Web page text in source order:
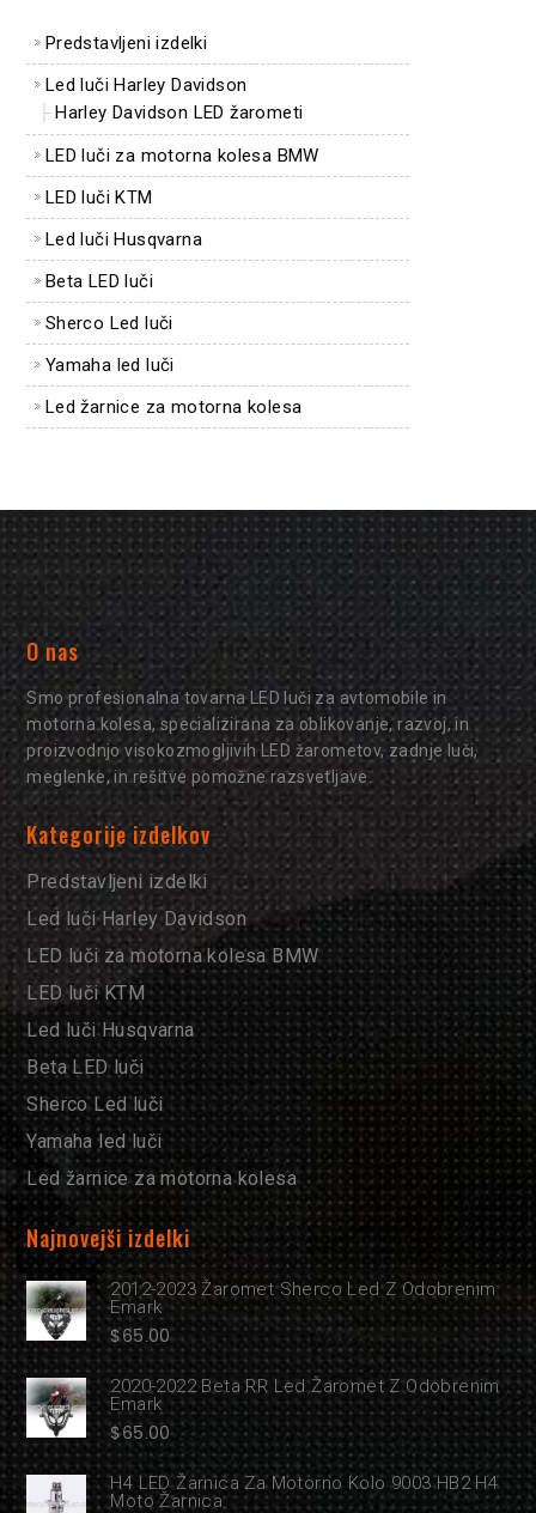
Predstavljeni izdelki
Led luči Harley Davidson
Harley Davidson LED žarometi
LED luči za motorna kolesa BMW
LED luči KTM
Led luči Husqvarna
Beta LED luči
Sherco Led luči
Yamaha led luči
Led žarnice za motorna kolesa
O nas
Smo profesionalna tovarna LED luči za avtomobile in
motorna kolesa, specializirana za oblikovanje, razvoj, in
proizvodnjo visokozmogljivih LED žarometov, zadnje luči,
meglenke, in rešitve pomožne razsvetljave.
Kategorije izdelkov
Predstavljeni izdelki
Led luči Harley Davidson
LED luči za motorna kolesa BMW
LED luči KTM
Led luči Husqvarna
Beta LED luči
Sherco Led luči
Yamaha led luči
Led žarnice za motorna kolesa
Najnovejši izdelki
2012-2023 Žaromet Sherco Led Z Odobrenim
Emark
$65.00
2020-2022 Beta RR Led Žaromet Z Odobrenim
Emark
$65.00
H4 LED Žarnica Za Motorno Kolo 9003 HB2 H4
Moto Žarnica